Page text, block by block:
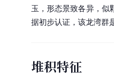
玉，形态景致各异，似
据初步认证，该龙湾群
堆积特征